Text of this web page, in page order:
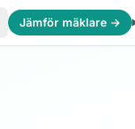
Jämför mäklare →